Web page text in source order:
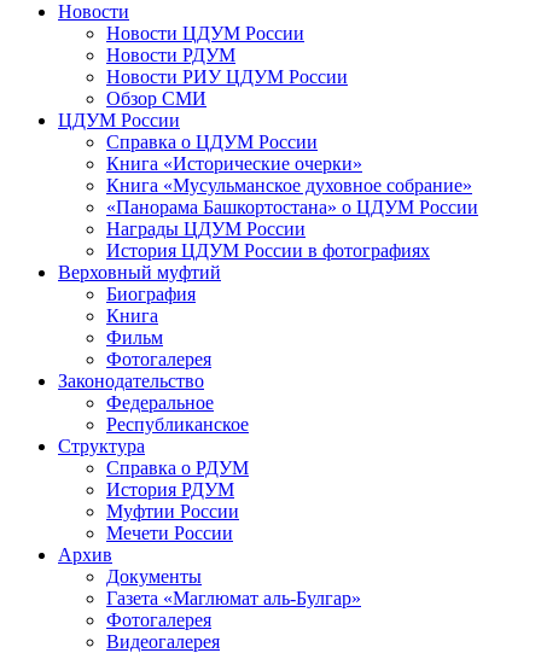
Новости
Новости ЦДУМ России
Новости РДУМ
Новости РИУ ЦДУМ России
Обзор СМИ
ЦДУМ России
Справка о ЦДУМ России
Книга «Исторические очерки»
Книга «Мусульманское духовное собрание»
«Панорама Башкортостана» о ЦДУМ России
Награды ЦДУМ России
История ЦДУМ России в фотографиях
Верховный муфтий
Биография
Книга
Фильм
Фотогалерея
Законодательство
Федеральное
Республиканское
Структура
Справка о РДУМ
История РДУМ
Муфтии России
Мечети России
Архив
Документы
Газета «Маглюмат аль-Булгар»
Фотогалерея
Видеогалерея